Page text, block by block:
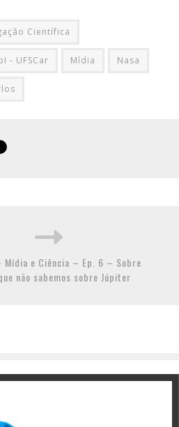
Científica
- UFSCar Mídia Nasa
Mídia e Ciência – Ep. 6 – Sobre
não sabemos sobre Júpiter